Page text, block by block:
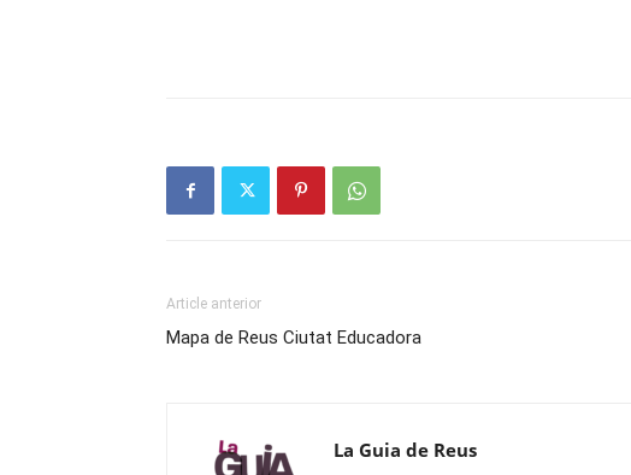
Article anterior
Mapa de Reus Ciutat Educadora
La Guia de Reus